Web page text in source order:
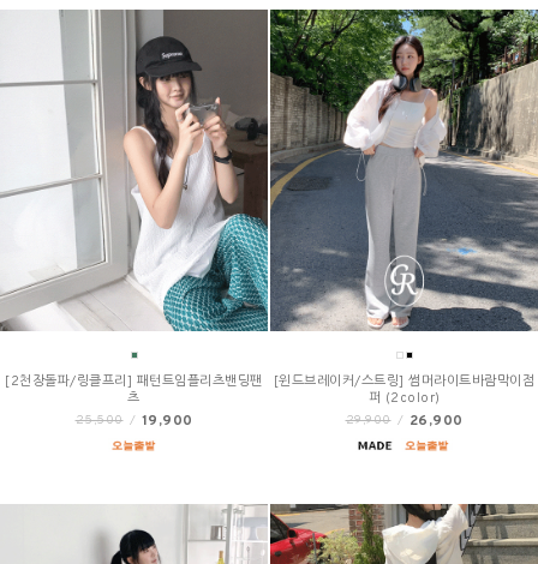
[2천장돌파/링클프리] 패턴트임플리츠밴딩팬
츠
25,500 / 19,900
[윈드브레이커/스트링] 썸머라이트바람막이점
퍼 (2color)
29,900 / 26,900